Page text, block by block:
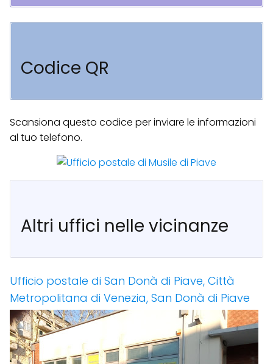
Codice QR
Scansiona questo codice per inviare le informazioni
al tuo telefono.
Altri uffici nelle vicinanze
Ufficio postale di San Donà di Piave, Città
Metropolitana di Venezia, San Donà di Piave